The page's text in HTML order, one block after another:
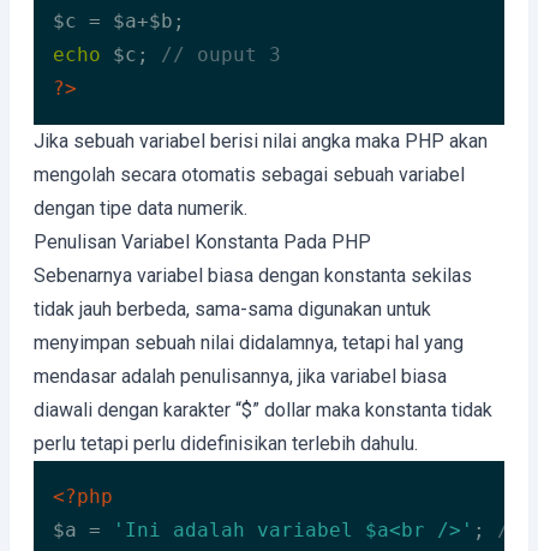
echo $c; // ouput 3
?>
Code language: HTML, XML (xml)
Jika sebuah variabel berisi nilai angka maka PHP akan
mengolah secara otomatis sebagai sebuah variabel
dengan tipe data numerik.
Penulisan Variabel Konstanta Pada PHP
Sebenarnya variabel biasa dengan konstanta sekilas
tidak jauh berbeda, sama-sama digunakan untuk
menyimpan sebuah nilai didalamnya, tetapi hal yang
mendasar adalah penulisannya, jika variabel biasa
diawali dengan karakter “$” dollar maka konstanta tidak
perlu tetapi perlu didefinisikan terlebih dahulu.
<?php
$a =
'Ini adalah variabel $a<br />' ; //